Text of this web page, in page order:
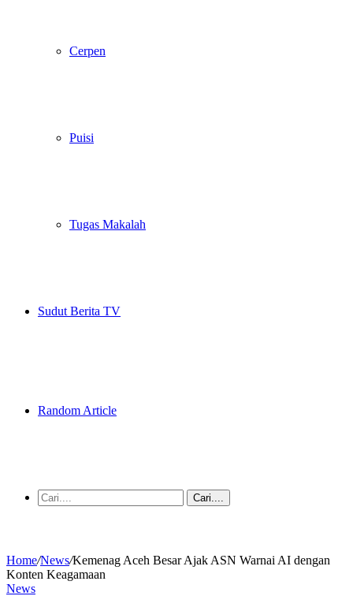
Cerpen
Puisi
Tugas Makalah
Sudut Berita TV
Random Article
Cari....
Home/News/Kemenag Aceh Besar Ajak ASN Warnai AI dengan
Konten Keagamaan
News